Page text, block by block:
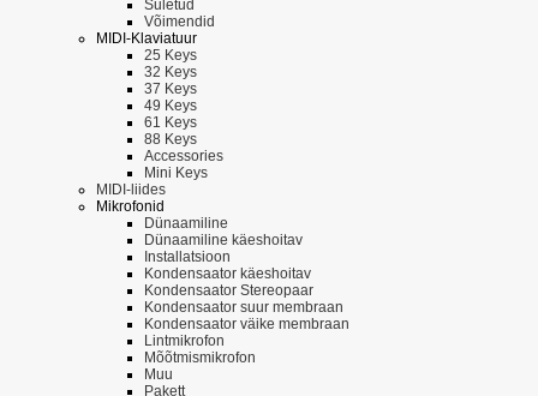
Suletud
Võimendid
MIDI-Klaviatuur
25 Keys
32 Keys
37 Keys
49 Keys
61 Keys
88 Keys
Accessories
Mini Keys
MIDI-liides
Mikrofonid
Dünaamiline
Dünaamiline käeshoitav
Installatsioon
Kondensaator käeshoitav
Kondensaator Stereopaar
Kondensaator suur membraan
Kondensaator väike membraan
Lintmikrofon
Mõõtmismikrofon
Muu
Pakett